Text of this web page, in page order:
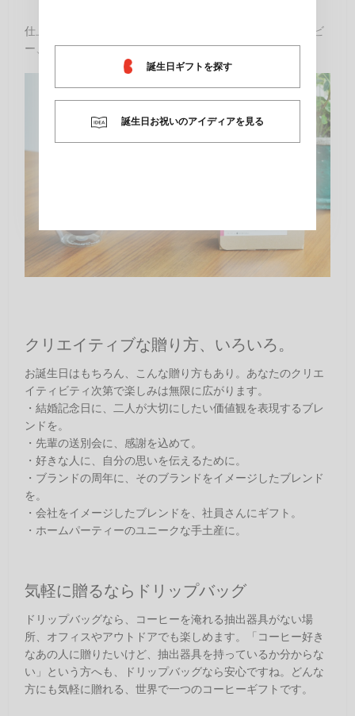
誕生日ギフトを探す
誕生日お祝いのアイディアを見る
仕上げに、ラベルのカラーを選びましょう。ピンク、ネイビ
ー、グリーンの三色から選べます。
クリエイティブな贈り方、いろいろ。
お誕生日はもちろん、こんな贈り方もあり。あなたのクリエ
イティビティ次第で楽しみは無限に広がります。
・結婚記念日に、二人が大切にしたい価値観を表現するブレ
ンドを。
・先輩の送別会に、感謝を込めて。
・好きな人に、自分の思いを伝えるために。
・ブランドの周年に、そのブランドをイメージしたブレンド
を。
・会社をイメージしたブレンドを、社員さんにギフト。
・ホームパーティーのユニークな手土産に。
気軽に贈るならドリップバッグ
ドリップバッグなら、コーヒーを淹れる抽出器具がない場
所、オフィスやアウトドアでも楽しめます。「コーヒー好き
なあの人に贈りたいけど、抽出器具を持っているか分からな
い」という方へも、ドリップバッグなら安心ですね。どんな
方にも気軽に贈れる、世界で一つのコーヒーギフトです。